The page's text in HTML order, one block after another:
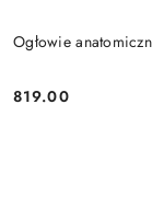
Ogłowie
Cena:
819.00